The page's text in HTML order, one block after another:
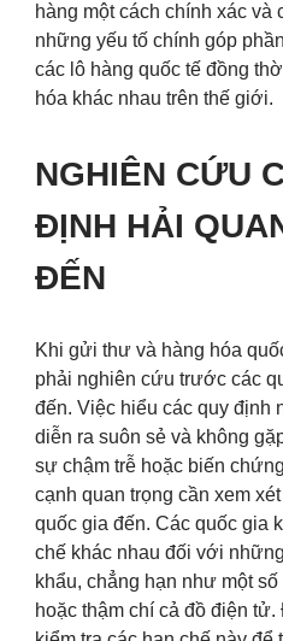
hàng một cách chính xác và
những yếu tố chính góp
các lô hàng quốc tế đồng
hóa khác nhau trên thế giới.
NGHIÊN CỨU
ĐỊNH HẢI
ĐẾN
Khi gửi thư và hàng hóa
phải nghiên cứu trước các
đến. Việc hiểu các quy định
diễn ra suôn sẻ và không
sự chậm trễ hoặc biến
cạnh quan trọng cần xem
quốc gia đến. Các quốc gia
chế khác nhau đối với
khẩu, chẳng hạn như một
hoặc thậm chí cả đồ điện